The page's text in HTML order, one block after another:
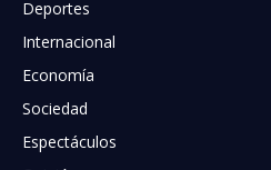
Deportes
Internacional
Economía
Sociedad
Espectáculos